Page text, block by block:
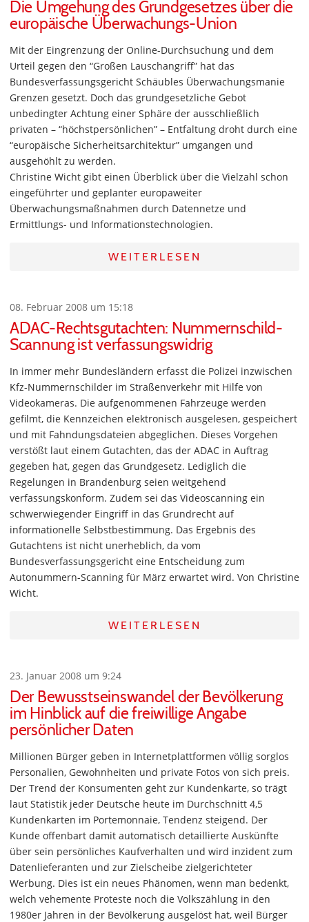
Die Umgehung des Grundgesetzes über die
europäische Überwachungs-Union
Mit der Eingrenzung der Online-Durchsuchung und dem
Urteil gegen den “Großen Lauschangriff” hat das
Bundesverfassungsgericht Schäubles Überwachungsmanie
Grenzen gesetzt. Doch das grundgesetzliche Gebot
unbedingter Achtung einer Sphäre der ausschließlich
privaten – “höchstpersönlichen” – Entfaltung droht durch eine
“europäische Sicherheitsarchitektur” umgangen und
ausgehöhlt zu werden.
Christine Wicht gibt einen Überblick über die Vielzahl schon
eingeführter und geplanter europaweiter
Überwachungsmaßnahmen durch Datennetze und
Ermittlungs- und Informationstechnologien.
WEITERLESEN
08. Februar 2008 um 15:18
ADAC-Rechtsgutachten: Nummernschild-
Scannung ist verfassungswidrig
In immer mehr Bundesländern erfasst die Polizei inzwischen
Kfz-Nummernschilder im Straßenverkehr mit Hilfe von
Videokameras. Die aufgenommenen Fahrzeuge werden
gefilmt, die Kennzeichen elektronisch ausgelesen, gespeichert
und mit Fahndungsdateien abgeglichen. Dieses Vorgehen
verstößt laut einem Gutachten, das der ADAC in Auftrag
gegeben hat, gegen das Grundgesetz. Lediglich die
Regelungen in Brandenburg seien weitgehend
verfassungskonform. Zudem sei das Videoscanning ein
schwerwiegender Eingriff in das Grundrecht auf
informationelle Selbstbestimmung. Das Ergebnis des
Gutachtens ist nicht unerheblich, da vom
Bundesverfassungsgericht eine Entscheidung zum
Autonummern-Scanning für März erwartet wird. Von Christine
Wicht.
WEITERLESEN
23. Januar 2008 um 9:24
Der Bewusstseinswandel der Bevölkerung
im Hinblick auf die freiwillige Angabe
persönlicher Daten
Millionen Bürger geben in Internetplattformen völlig sorglos
Personalien, Gewohnheiten und private Fotos von sich preis.
Der Trend der Konsumenten geht zur Kundenkarte, so trägt
laut Statistik jeder Deutsche heute im Durchschnitt 4,5
Kundenkarten im Portemonnaie, Tendenz steigend. Der
Kunde offenbart damit automatisch detaillierte Auskünfte
über sein persönliches Kaufverhalten und wird inzident zum
Datenlieferanten und zur Zielscheibe zielgerichteter
Werbung. Dies ist ein neues Phänomen, wenn man bedenkt,
welch vehemente Proteste noch die Volkszählung in den
1980er Jahren in der Bevölkerung ausgelöst hat, weil Bürger